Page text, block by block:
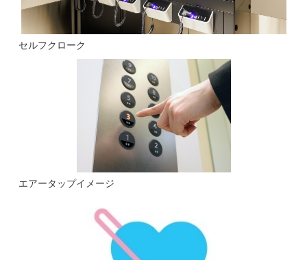
セルフクローク
エアータップイメージ